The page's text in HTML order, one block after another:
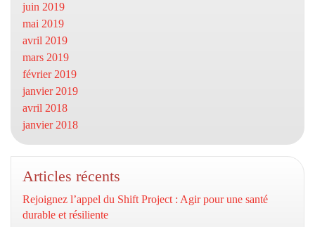
juin 2019
mai 2019
avril 2019
mars 2019
février 2019
janvier 2019
avril 2018
janvier 2018
Articles récents
Rejoignez l’appel du Shift Project : Agir pour une santé
durable et résiliente